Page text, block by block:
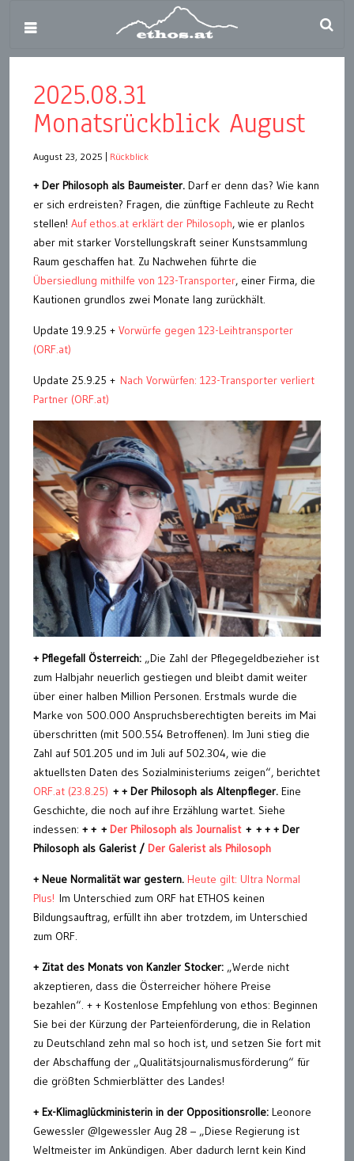
2025.08.31
Monatsrückblick August
August 23, 2025 Rückblick
+ Der Philosoph als Baumeister. Darf er denn das? Wie kann
er sich erdreisten? Fragen, die zünftige Fachleute zu Recht
stellen! Auf ethos.at erklärt der Philosoph, wie er planlos
aber mit starker Vorstellungskraft seiner Kunstsammlung
Raum geschaffen hat. Zu Nachwehen führte die
Übersiedlung mithilfe von 123-Transporter, einer Firma, die
Kautionen grundlos zwei Monate lang zurückhält.
Update 19.9.25 + Vorwürfe gegen 123-Leihtransporter
(ORF.at)
Update 25.9.25 + Nach Vorwürfen: 123-Transporter verliert
Partner (ORF.at)
+ Pflegefall Österreich: „Die Zahl der Pflegegeldbezieher ist
zum Halbjahr neuerlich gestiegen und bleibt damit weiter
über einer halben Million Personen. Erstmals wurde die
Marke von 500.000 Anspruchsberechtigten bereits im Mai
überschritten (mit 500.554 Betroffenen). Im Juni stieg die
Zahl auf 501.205 und im Juli auf 502.304, wie die
aktuellsten Daten des Sozialministeriums zeigen“, berichtet
ORF.at (23.8.25) + + Der Philosoph als Altenpfleger. Eine
Geschichte, die noch auf ihre Erzählung wartet. Siehe
indessen: + + + Der Philosoph als Journalist+ + + + Der
Philosoph als Galerist / Der Galerist als Philosoph
+ Neue Normalität war gestern. Heute gilt: Ultra Normal
Plus! Im Unterschied zum ORF hat ETHOS keinen
Bildungsauftrag, erfüllt ihn aber trotzdem, im Unterschied
zum ORF.
+ Zitat des Monats von Kanzler Stocker: „Werde nicht
akzeptieren, dass die Österreicher höhere Preise
bezahlen“. + + Kostenlose Empfehlung von ethos: Beginnen
Sie bei der Kürzung der Parteienförderung, die in Relation
zu Deutschland zehn mal so hoch ist, und setzen Sie fort mit
der Abschaffung der „Qualitätsjournalismusförderung“ für
die größten Schmierblätter des Landes!
+ Ex-Klimaglückministerin in der Oppositionsrolle: Leonore
Gewessler @lgewessler Aug 28 – „Diese Regierung ist
Weltmeister im Ankündigen. Aber dadurch lernt kein Kind